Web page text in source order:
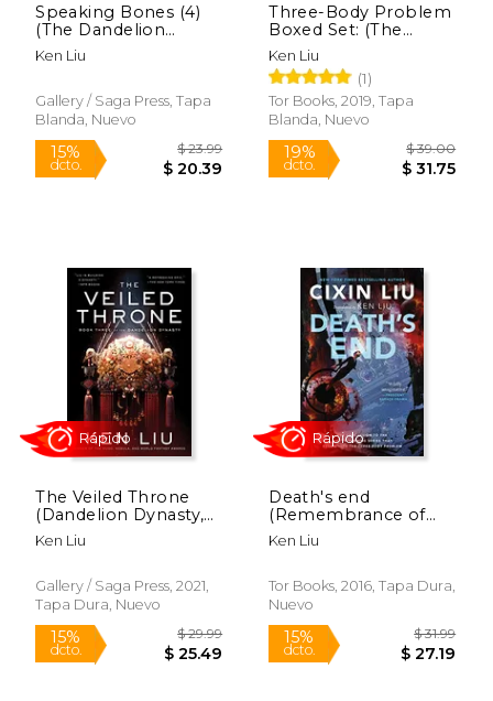
15%
dcto. $ 15.29
15%
dcto. $
Speaking Bones (4)
(The Dandelion
Dynasty) (en Inglés)
Ken Liu
Gallery / Saga Press, Tapa
Blanda, Nuevo
Rápido
Three-Body Problem
Boxed Set: (The
Three-Body Problem,
the Dark Forest,
Death's End) (en
Inglés)
Ken Liu
(1)
Tor Books, 2019, Tapa
Blanda, Nuevo
The Veiled Throne
(Dandelion Dynasty,
3) (en Inglés)
Ken Liu
Gallery / Saga Press, 2021,
Tapa Dura, Nuevo
Death's end
(Remembrance of
Earth's Past) (en
Inglés)
Ken Liu
Tor Books, 2016, Tapa Dura,
Nuevo